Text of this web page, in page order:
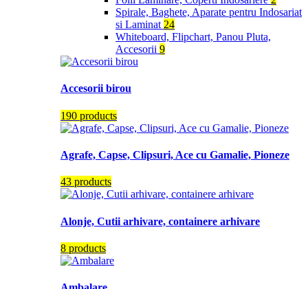
Spirale, Baghete, Aparate pentru Indosariat
si Laminat 24
Whiteboard, Flipchart, Panou Pluta,
Accesorii 9
Accesorii birou
190 products
Agrafe, Capse, Clipsuri, Ace cu Gamalie, Pioneze
43 products
Alonje, Cutii arhivare, containere arhivare
8 products